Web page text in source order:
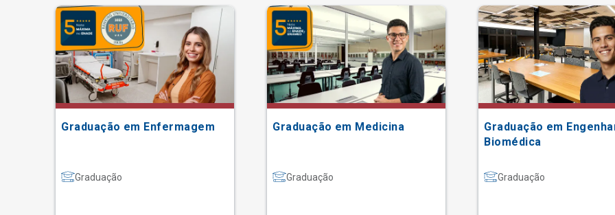
Graduação em Enfermagem
Graduação
Graduação em Medicina
Graduação
Graduação em
Biomédica
Graduação